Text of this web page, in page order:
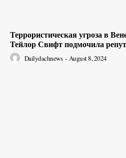
Террористическая угроза в
Тейлор Свифт подмочила
Dailydachnews - August 8, 2024